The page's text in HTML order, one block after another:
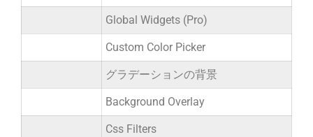
Global Widgets (Pro)
Custom Color Picker
グラデーションの背景
Background Overlay
Css Filters